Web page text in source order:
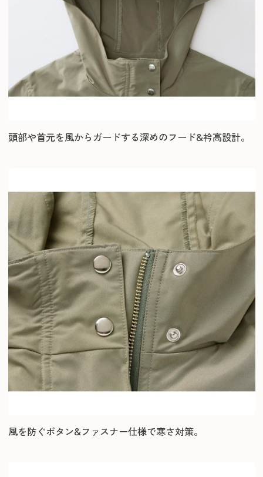
頭部や首元を風からガードする深めのフード&衿高設計。
風を防ぐボタン&ファスナー仕様で寒さ対策。